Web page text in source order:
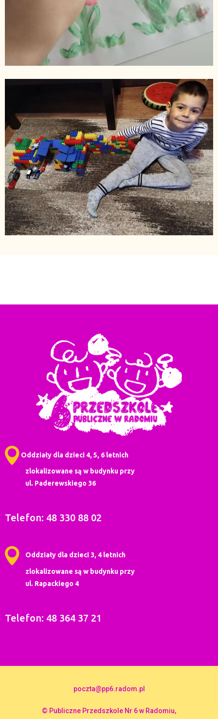
Oddziały dla dzieci 4, 5, 6 letnich
zlokalizowane są w budynku przy
ul. Paderewskiego 36
Telefon: 48 330 88 02
Oddziały dla dzieci 3, 4 letnich
zlokalizowane są w budynku przy
ul. Rapackiego 4
Telefon: 48 364 37 21
poczta@pp6.radom.pl
© Publiczne Przedszkole Nr 6 w Radomiu,